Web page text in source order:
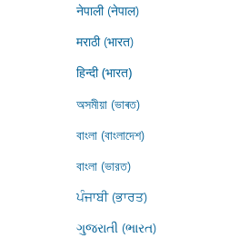
नेपाली (नेपाल)
मराठी (भारत)
हिन्दी (भारत)
অসমীয়া (ভাৰত)
বাংলা (বাংলাদেশ)
বাংলা (ভারত)
ਪੰਜਾਬੀ (ਭਾਰਤ)
ગુજરાતી (ભારત)